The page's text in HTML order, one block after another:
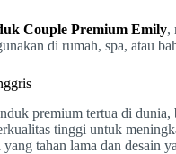
Couple Premium Emily,
di rumah, spa, atau
premium tertua di
tinggi untuk
tahan lama dan desain